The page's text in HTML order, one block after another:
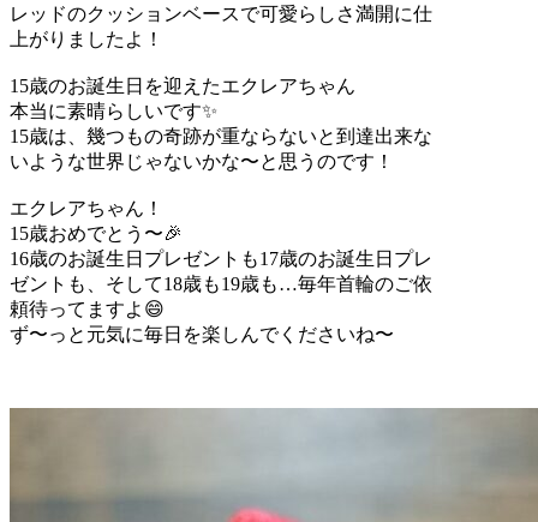
レッドのクッションベースで可愛らしさ満開に仕
上がりましたよ！
15歳のお誕生日を迎えたエクレアちゃん
本当に素晴らしいです✨
15歳は、幾つもの奇跡が重ならないと到達出来な
いような世界じゃないかな〜と思うのです！
エクレアちゃん！
15歳おめでとう〜🎉
16歳のお誕生日プレゼントも17歳のお誕生日プレ
ゼントも、そして18歳も19歳も…毎年首輪のご依
頼待ってますよ😄
ず〜っと元気に毎日を楽しんでくださいね〜